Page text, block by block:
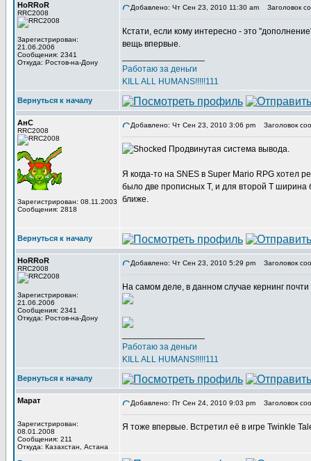
HoRRoR
RRC2008
Зарегистрирован:
21.06.2006
Сообщения: 2341
Откуда: Ростов-на-Дону
Добавлено: Чт Сен 23, 2010 11:30 am Заголовок
Кстати, если кому интересно - это
вещь впервые.
Работаю за деньги
KILL ALL HUMANS!!!!!111
Вернуться к началу
АнС
RRC2008
Зарегистрирован: 08.11.2003
Сообщения: 2818
Добавлено: Чт Сен 23, 2010 3:06 pm Заголовок
Продвинутая система вывода.
Я когда-то на SNES в Super Mario RPG хотел
было две прописных Т, и для второй Т ширина
ближе.
Вернуться к началу
HoRRoR
RRC2008
Зарегистрирован:
21.06.2006
Сообщения: 2341
Откуда: Ростов-на-Дону
Добавлено: Чт Сен 23, 2010 5:29 pm Заголовок
На самом деле, в данном случае кернинг
Работаю за деньги
KILL ALL HUMANS!!!!!111
Вернуться к началу
Марат
Зарегистрирован:
08.01.2008
Сообщения: 211
Откуда: Казахстан, Астана
Добавлено: Пт Сен 24, 2010 9:03 pm Заголовок
Я тоже впервые. Встретил её в игре Twinkle